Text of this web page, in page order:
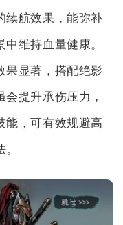
续航效果，能弥补
维持血量健康。
果显著，搭配绝影
提升承伤压力，
能，可有效规避高